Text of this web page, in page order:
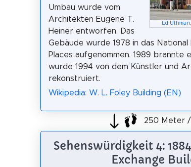
Ed Uthman
Umbau wurde vom
Architekten Eugene T.
Heiner entworfen. Das
Gebäude wurde 1978 in das
Places aufgenommen. 1989 brannte
wurde 1994 von dem Künstler und
rekonstruiert.
Wikipedia: W. L. Foley Building (EN)
250 Meter
Sehenswürdigkeit 4:
Exchange